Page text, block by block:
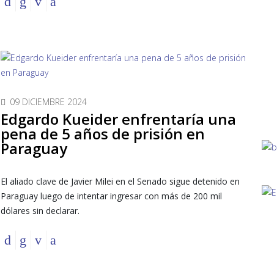
09 DICIEMBRE 2024
Edgardo Kueider enfrentaría una
pena de 5 años de prisión en
Paraguay
El aliado clave de Javier Milei en el Senado sigue detenido en
Paraguay luego de intentar ingresar con más de 200 mil
dólares sin declarar.